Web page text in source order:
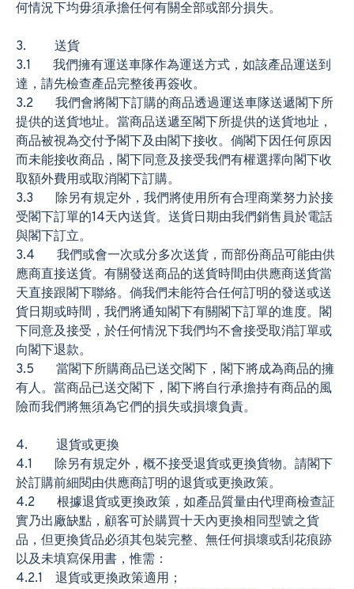
何情況下均毋須承擔任何有關全部或部分損失。
3. 送貨
3.1 我們擁有運送車隊作為運送方式，如該產品運送到
達，請先檢查產品完整後再簽收。
3.2 我們會將閣下訂購的商品透過運送車隊送遞閣下所
提供的送貨地址。當商品送遞至閣下所提供的送貨地址，
商品被視為交付予閣下及由閣下接收。倘閣下因任何原因
而未能接收商品，閣下同意及接受我們有權選擇向閣下收
取額外費用或取消閣下訂購。
3.3 除另有規定外，我們將使用所有合理商業努力於接
受閣下訂單的14天內送貨。送貨日期由我們銷售員於電話
與閣下訂立。
3.4 我們或會一次或分多次送貨，而部份商品可能由供
應商直接送貨。有關發送商品的送貨時間由供應商送貨當
天直接跟閣下聯絡。倘我們未能符合任何訂明的發送或送
貨日期或時間，我們將通知閣下有關閣下訂單的進度。閣
下同意及接受，於任何情況下我們均不會接受取消訂單或
向閣下退款。
3.5 當閣下所購商品已送交閣下，閣下將成為商品的擁
有人。當商品已送交閣下，閣下將自行承擔持有商品的風
險而我們將無須為它們的損失或損壞負責。
4. 退貨或更換
4.1 除另有規定外，概不接受退貨或更換貨物。請閣下
於訂購前細閱由供應商訂明的退貨或更換政策。
4.2 根據退貨或更換政策，如產品質量由代理商檢查証
實乃出廠缺點，顧客可於購買十天內更換相同型號之貨
品，但更換貨品必須其包裝完整、無任何損壞或刮花痕跡
以及未填寫保用書，惟需：
4.2.1 退貨或更換政策適用；